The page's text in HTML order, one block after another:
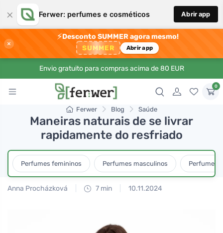
× Ferwer: perfumes e cosméticos Abrir app
×
⚡Desconto SUMMER agora mesmo!
SUMMER Abrir app
Envio gratuito para compras acima de 80 EUR
0
Ferwer Blog Saúde
Maneiras naturais de se livrar
rapidamente do resfriado
Perfumes femininos Perfumes masculinos Perfumes
Anna Procházková 7 min 10.11.2024